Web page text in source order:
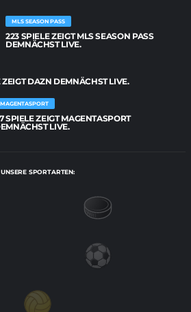
MLS SEASON PASS
223 SPIELE ZEIGT MLS SEASON PASS
DEMNÄCHST LIVE.
ZEIGT DAZN DEMNÄCHST LIVE.
MAGENTASPORT
SPIELE ZEIGT MAGENTASPORT
LIVE.
UNSERE SPORTARTEN: